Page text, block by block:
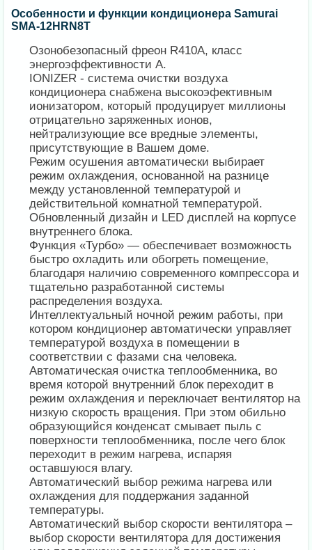
Особенности и функции кондиционера Samurai
SMA-12HRN8T
Озонобезопасный фреон R410A, класс
энергоэффективности А.
IONIZER - система очистки воздуха
кондиционера снабжена высокоэфективным
ионизатором, который продуцирует миллионы
отрицательно заряженных ионов,
нейтрализующие все вредные элементы,
присутствующие в Вашем доме.
Режим осушения автоматически выбирает
режим охлаждения, основанной на разнице
между установленной температурой и
действительной комнатной температурой.
Обновленный дизайн и LED дисплей на корпусе
внутреннего блока.
Функция «Турбо» — обеспечивает возможность
быстро охладить или обогреть помещение,
благодаря наличию современного компрессора и
тщательно разработанной системы
распределения воздуха.
Интеллектуальный ночной режим работы, при
котором кондиционер автоматически управляет
температурой воздуха в помещении в
соответствии с фазами сна человека.
Автоматическая очистка теплообменника, во
время которой внутренний блок переходит в
режим охлаждения и переключает вентилятор на
низкую скорость вращения. При этом обильно
образующийся конденсат смывает пыль с
поверхности теплообменника, после чего блок
переходит в режим нагрева, испаряя
оставшуюся влагу.
Автоматический выбор режима нагрева или
охлаждения для поддержания заданной
температуры.
Автоматический выбор скорости вентилятора –
выбор скорости вентилятора для достижения